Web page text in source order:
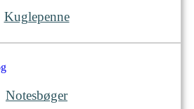
Kuglepenne
Notesbøger